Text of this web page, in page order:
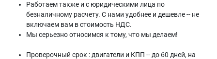
Работаем также и с юридическими лица по
безналичному расчету. С нами удобнее и дешевле -- не
включаем вам в стоимость НДС.
Мы серьезно относимся к тому, что мы делаем!
Проверочный срок : двигатели и КПП -- до 60 дней, на